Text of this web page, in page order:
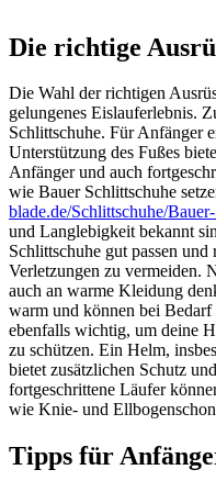
Die richtige
Die Wahl der richtigen
gelungenes Eislauferlebnis.
Schlittschuhe. Für Anfänger
Unterstützung des Fußes
Anfänger und auch
wie Bauer Schlittschuhe
blade.de/Schlittschuhe/
und Langlebigkeit bekannt
Schlittschuhe gut passen
Verletzungen zu vermeiden.
auch an warme Kleidung
warm und können bei
ebenfalls wichtig, um deine
zu schützen. Ein Helm,
bietet zusätzlichen Schutz
fortgeschrittene Läufer
wie Knie- und
Tipps für